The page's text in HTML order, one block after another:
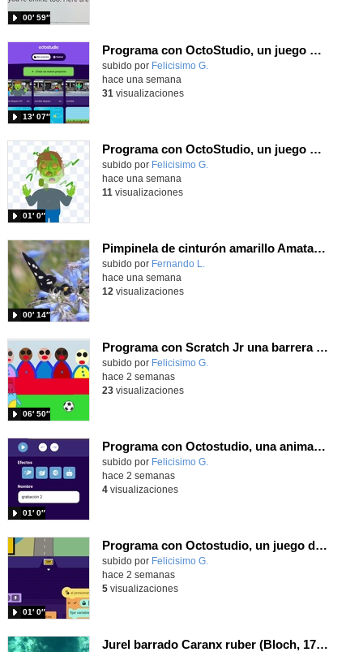
00′ 59″
Programa con OctoStudio, un juego de disparos contra Zombies con un cargador basado en el House of the dead
Contenido educativo.
subido por Felicisimo G.
13′ 07″
hace una semana
31 visualizaciones
Programa con OctoStudio, un juego homenajeando al House of the dead con Zombies
Contenido educativo.
subido por Felicisimo G.
01′ 0″
hace una semana
11 visualizaciones
Pimpinela de cinturón amarillo Amata phegea (Linnaeus, 1758)
Contenido educativo.
subido por Fernando L.
00′ 14″
hace una semana
12 visualizaciones
Programa con Scratch Jr una barrera que se desplaza para dar sensación de movimiento
Contenido educativo.
subido por Felicisimo G.
06′ 50″
hace 2 semanas
23visualizaciones
Programa con Octostudio, una animación utilizando la cámara para una foto y audio y texto para comunicar.
Contenido educativo.
subido por Felicisimo G.
01′ 0″
hace 2 semanas
4visualizaciones
Programa con Octostudio, un juego de Educación Víal cruzando un paso de cebra.
Contenido educativo.
subido por Felicisimo G.
01′ 0″
hace 2 semanas
5visualizaciones
Jurel barrado Caranx ruber (Bloch, 1793)